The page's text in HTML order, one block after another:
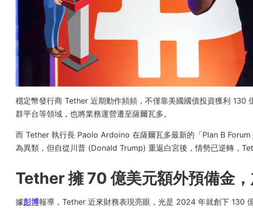
穩定幣發行商 Tether 近期動作頻頻，不僅靠美國國債投資獲利 130
群平台等領域，也將業務運營遷至薩爾瓦多。
而 Tether 執行長 Paolo Ardoino 在薩爾瓦多最新的「Plan B
為異類，但自從川普 (Donald Trump) 重返白宮後，情勢已逆轉，
Tether 擁 70 億美元額外預備金
據彭博報導，Tether 近來財務表現亮眼，光是 2024 年就創下 130